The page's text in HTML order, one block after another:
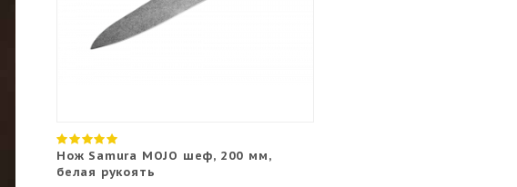
Нож Samura MOJO шеф, 200 мм,
белая рукоять